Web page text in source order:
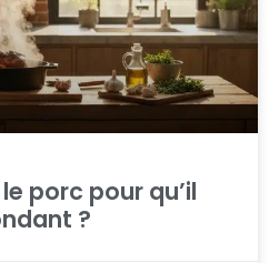
porc pour qu’il
?